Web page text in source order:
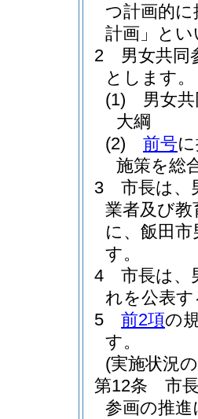
つ計画的
計画」と
2
男女共同
とします。
(1)
男女
大綱
(2)
前号
施策を総
3
市長は、
業者及び
に、飯田
す。
4
市長は、
れを公表
5
前2項の
す。
(実施状況
第12条
市
参画の推